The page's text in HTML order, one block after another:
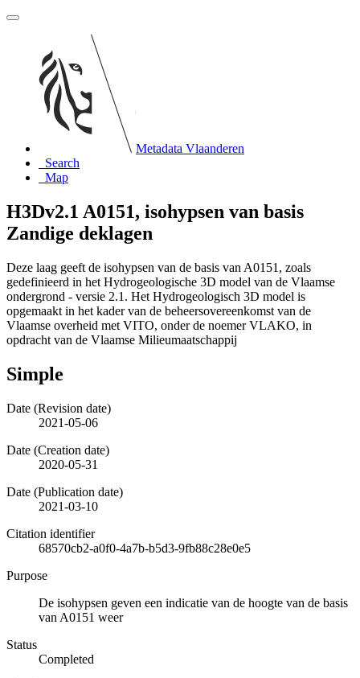
Metadata Vlaanderen
Search
Map
H3Dv2.1 A0151, isohypsen van basis
Zandige deklagen
Deze laag geeft de isohypsen van de basis van A0151, zoals
gedefinieerd in het Hydrogeologische 3D model van de Vlaamse
ondergrond - versie 2.1. Het Hydrogeologisch 3D model is
opgemaakt in het kader van de beheersovereenkomst van de
Vlaamse overheid met VITO, onder de noemer VLAKO, in
opdracht van de Vlaamse Milieumaatschappij
Simple
Date (Revision date)
2021-05-06
Date (Creation date)
2020-05-31
Date (Publication date)
2021-03-10
Citation identifier
68570cb2-a0f0-4a7b-b5d3-9fb88c28e0e5
Purpose
De isohypsen geven een indicatie van de hoogte van de basis
van A0151 weer
Status
Completed